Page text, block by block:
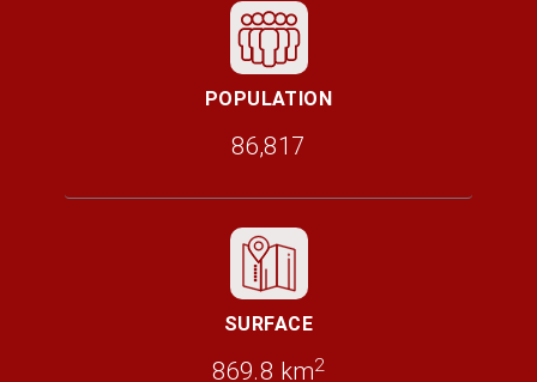
POPULATION
86,817
SURFACE
869.8 km2